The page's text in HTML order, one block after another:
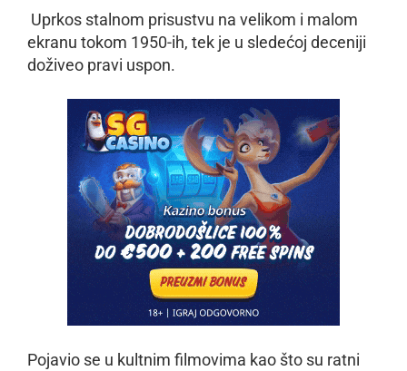
Uprkos stalnom prisustvu na velikom i malom
ekranu tokom 1950-ih, tek je u sledećoj deceniji
doživeo pravi uspon.
Pojavio se u kultnim filmovima kao što su ratni